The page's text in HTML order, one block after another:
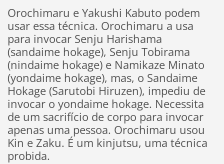
Orochimaru e Yakushi Kabuto podem
usar essa técnica. Orochimaru a usa
para invocar Senju Harishama
(sandaime hokage), Senju Tobirama
(nindaime hokage) e Namikaze Minato
(yondaime hokage), mas, o Sandaime
Hokage (Sarutobi Hiruzen), impediu de
invocar o yondaime hokage. Necessita
de um sacrifício de corpo para invocar
apenas uma pessoa. Orochimaru usou
Kin e Zaku. É um kinjutsu, uma técnica
probida.